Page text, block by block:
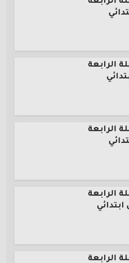
الرابعة
الرابعة
الرابعة
الرابعة